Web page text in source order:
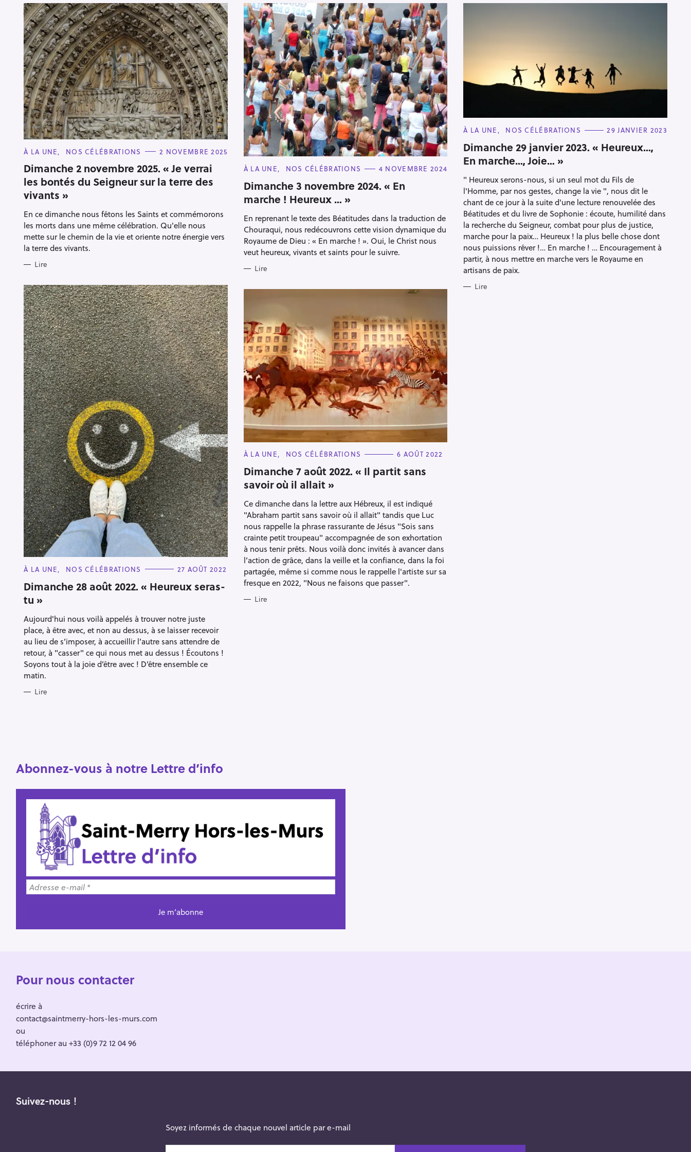
C
T
E
G
O
R
I
S
À LA UNE NOS CÉLÉBRATIONS 2 NOVEMBRE 2025
Dimanche 2 novembre 2025. « Je verrai
les bontés du Seigneur sur la terre des
vivants »
En ce dimanche nous fêtons les Saints et commémorons
les morts dans une même célébration. Qu'elle nous
mette sur le chemin de la vie et oriente notre énergie vers
la terre des vivants.
Lire
C
T
E
G
O
I
E
S
À LA UNE NOS CÉLÉBRATIONS 4 NOVEMBRE 2024
Dimanche 3 novembre 2024. « En
marche ! Heureux … »
En reprenant le texte des Béatitudes dans la traduction de
Chouraqui, nous redécouvrons cette vision dynamique du
Royaume de Dieu : « En marche ! ». Oui, le Christ nous
veut heureux, vivants et saints pour le suivre.
Lire
C
T
E
G
O
I
E
S
À LA UNE NOS CÉLÉBRATIONS 29 JANVIER 2023
Dimanche 29 janvier 2023. « Heureux…,
En marche…, Joie… »
" Heureux serons-nous, si un seul mot du Fils de
l'Homme, par nos gestes, change la vie ", nous dit le
chant de ce jour à la suite d'une lecture renouvelée des
Béatitudes et du livre de Sophonie : écoute, humilité dans
la recherche du Seigneur, combat pour plus de justice,
marche pour la paix… Heureux ! la plus belle chose dont
nous puissions rêver !… En marche ! … Encouragement à
partir, à nous mettre en marche vers le Royaume en
artisans de paix.
Lire
C
T
E
G
O
I
S
À LA UNE NOS CÉLÉBRATIONS 27 AOÛT 2022
Dimanche 28 août 2022. « Heureux seras-
tu »
Aujourd'hui nous voilà appelés à trouver notre juste
place, à être avec, et non au dessus, à se laisser recevoir
au lieu de s’imposer, à accueillir l’autre sans attendre de
retour, à "casser" ce qui nous met au dessus ! Écoutons !
Soyons tout à la joie d’être avec ! D’être ensemble ce
matin.
Lire
C
T
E
G
O
I
E
S
À LA UNE NOS CÉLÉBRATIONS 6 AOÛT 2022
Dimanche 7 août 2022. « Il partit sans
savoir où il allait »
Ce dimanche dans la lettre aux Hébreux, il est indiqué
"Abraham partit sans savoir où il allait" tandis que Luc
nous rappelle la phrase rassurante de Jésus "Sois sans
crainte petit troupeau" accompagnée de son exhortation
à nous tenir prêts. Nous voilà donc invités à avancer dans
l’action de grâce, dans la veille et la confiance, dans la foi
partagée, même si comme nous le rappelle l'artiste sur sa
fresque en 2022, "Nous ne faisons que passer".
Lire
Abonnez-vous à notre Lettre d’info
Pour nous contacter
écrire à
contact@saintmerry-hors-les-murs.com
ou
téléphoner au +33 (0)9 72 12 04 96
Suivez-nous !
Soyez informés de chaque nouvel article par e-mail
R
e
c
h
e
r
c
h
e
r
Escape